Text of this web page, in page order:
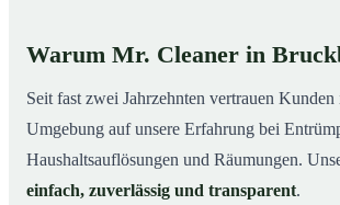
Warum Mr. Cleaner in
Seit fast zwei Jahrzehnten vertrauen
Umgebung auf unsere Erfahrung bei
Haushaltsauflösungen und Räumungen.
einfach, zuverlässig und transparent.